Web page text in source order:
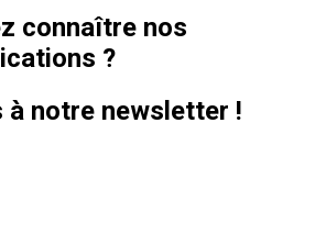
connaître nos
?
à notre newsletter !